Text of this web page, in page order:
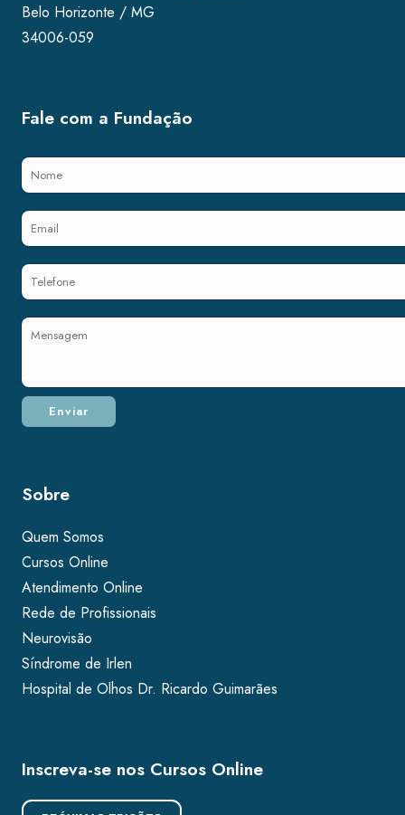
Belo Horizonte / MG
34006-059
Fale com a Fundação
Sobre
Quem Somos
Cursos Online
Atendimento Online
Rede de Profissionais
Neurovisão
Síndrome de Irlen
Hospital de Olhos Dr. Ricardo Guimarães
Inscreva-se nos Cursos Online